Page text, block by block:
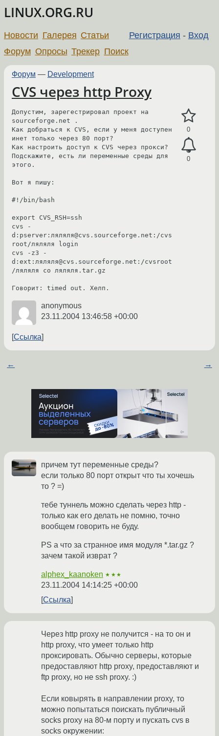
LINUX.ORG.RU
Регистрация - Вход
Новости Галерея Статьи
Форум Опросы Трекер Поиск
Форум — Development
CVS через http Proxy
0
0
Допустим, зарегестрировал проект на
sourceforge.net .
Как добраться к CVS, если у меня доступен
инет только через 80 порт?
Как настроить доступ к CVS через прокси?
Подскажите, есть ли переменные среды для
этого.
Вот я пишу:
#!/bin/bash
export CVS_RSH=ssh
cvs -
d:pserver:ляляля@cvs.sourceforge.net:/cvs
root/ляляля login
cvs -z3 -
d:ext:ляляля@cvs.sourceforge.net:/cvsroot
/ляляля co ляляля.tar.gz
Говорит: timed out. Хелп.
anonymous
23.11.2004 13:46:58 +00:00
Ссылка
← →
причем тут переменные среды?
если только 80 порт открыт что ты хочешь
то ? =)
тебе туннель можно сделать через http -
только как его делать не помню, точно
вообщем говорить не буду.
PS а что за странное имя модуля *.tar.gz ?
зачем такой изврат ?
alphex_kaanoken ★★★
23.11.2004 14:14:25 +00:00
Ссылка
Через http proxy не получится - на то он и
http proxy, что умеет только http
проксировать. Обычно серверы, которые
предоставляют http proxy, предоставляют и
ftp proxy, но не ssh proxy. :)
Если ковырять в направлении proxy, то
можно попытаться поискать публичный
socks proxy на 80-м порту и пускать cvs в
socks окружении: